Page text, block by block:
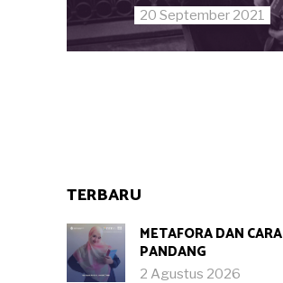
20 September 2021
TERBARU
METAFORA DAN CARA
PANDANG
2 Agustus 2026